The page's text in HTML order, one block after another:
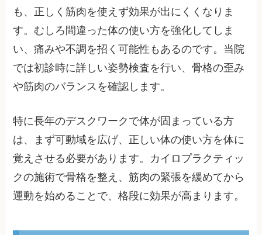
も、正しく筋肉を使えず効果が出にくくなりま
す。むしろ間違った体の使い方を強化してしま
い、痛みや不調を招く可能性もあるのです。当院
では初診時に詳しい姿勢検査を行い、骨格の歪み
や筋肉のバランスを確認します。
特に長年のデスクワークで体が固まっている方
は、まず可動域を広げ、正しい体の使い方を体に
覚えさせる必要があります。カイロプラクティッ
クの施術で骨格を整え、筋肉の緊張を緩めてから
運動を始めることで、格段に効果が高まります。